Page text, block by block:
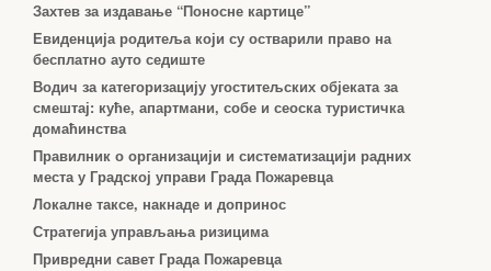
Захтев за издавање “Поносне картице”
Евиденција родитеља који су остварили право на
бесплатно ауто седиште
Водич за категоризацију угоститељских објеката за
смештај: куће, апартмани, собе и сеоска туристичка
домаћинства
Правилник о организацији и систематизацији радних
места у Градској управи Града Пожаревца
Локалне таксе, накнаде и допринос
Стратегија управљања ризицима
Привредни савет Града Пожаревца